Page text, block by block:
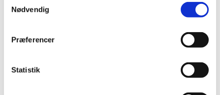
Nødvendig
Præferencer
Statistik
2012 (44)
oktober (4)
august (1)